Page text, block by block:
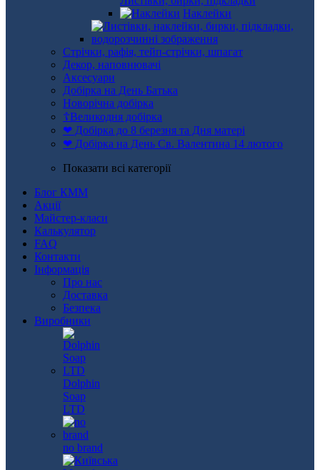
Наклейки
Стрічки, рафія, тейп-стрічки, шпагат
Декор, наповнювачі
Аксесуари
Добірка на День Батька
Новорічна добірка
☦Великодня добірка
❤ Добірка до 8 березня та Дня матері
❤ Добірка на День Св. Валентина 14 лютого
Показати всі категорії
Блог КММ
Акції
Майстер-класи
Калькулятор
FAQ
Контакти
Інформація
Про нас
Доставка
Безпека
Виробники
Dolphin
Soap
LTD
no brand